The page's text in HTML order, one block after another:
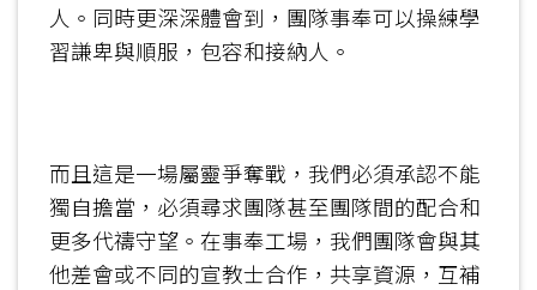
人。同時更深深體會到，團隊事奉可以操練學
習謙卑與順服，包容和接納人。
而且這是一場屬靈爭奪戰，我們必須承認不能
獨自擔當，必須尋求團隊甚至團隊間的配合和
更多代禱守望。在事奉工場，我們團隊會與其
他差會或不同的宣教士合作，共享資源，互補